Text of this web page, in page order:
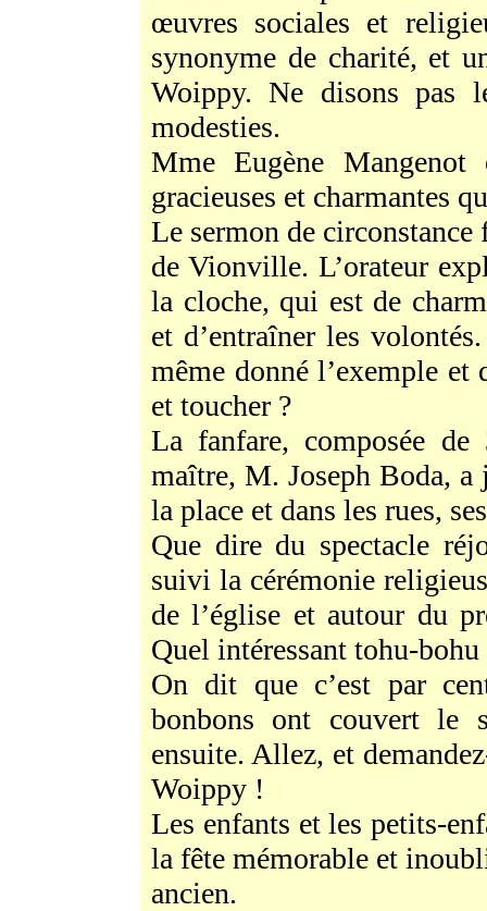
œuvres sociales et
synonyme de charité, et
Woippy. Ne disons pas
modesties.
Mme Eugène
gracieuses et charmantes
Le sermon de
de Vionville. L’orateur
la cloche, qui est de
et d’entraîner les
même donné l’exemple
et toucher ?
La fanfare, composée
maître, M. Joseph Boda, a
la place et dans les rues,
Que dire du spectacle
suivi la cérémonie
de l’église et autour du
Quel intéressant tohu-
On dit que c’est par
bonbons ont couvert le
ensuite. Allez, et
Woippy !
Les enfants et les petits-
la fête mémorable et
ancien.